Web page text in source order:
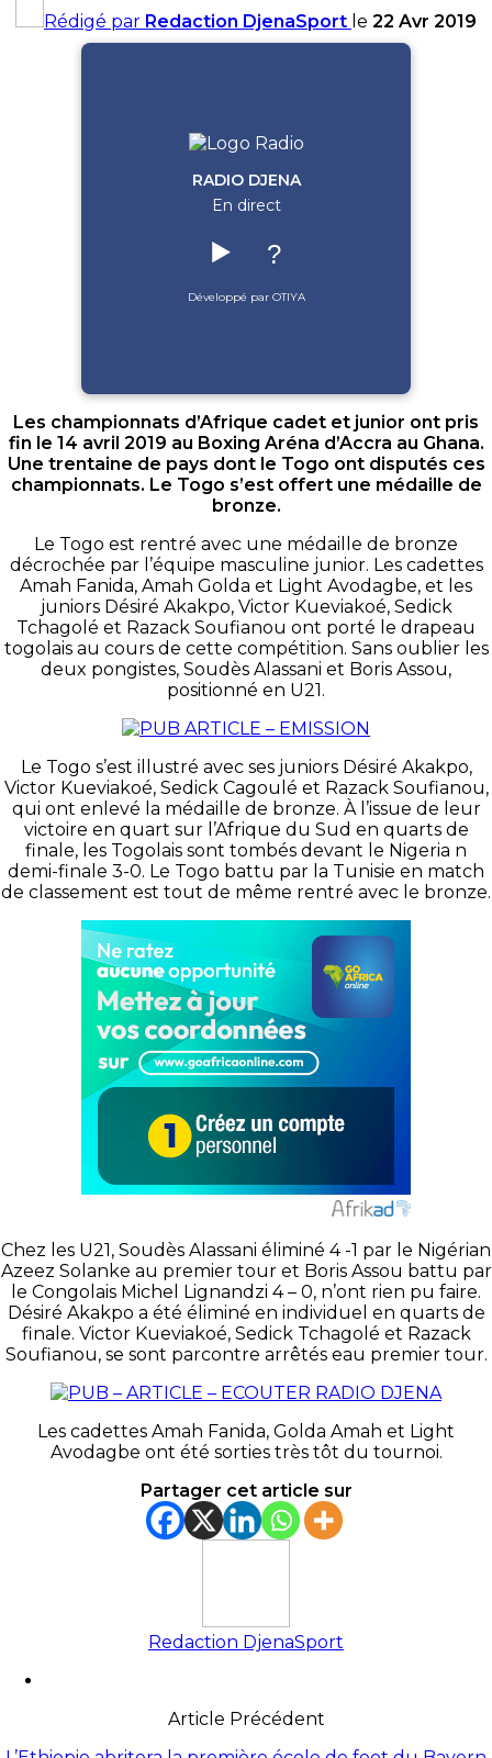
Rédigé par Redaction DjenaSport le 22 Avr 2019
RADIO DJENA
En direct
▶️ ?
Développé par OTIYA
Les championnats d’Afrique cadet et junior ont pris
fin le 14 avril 2019 au Boxing Aréna d’Accra au Ghana.
Une trentaine de pays dont le Togo ont disputés ces
championnats. Le Togo s’est offert une médaille de
bronze.
Le Togo est rentré avec une médaille de bronze
décrochée par l’équipe masculine junior. Les cadettes
Amah Fanida, Amah Golda et Light Avodagbe, et les
juniors Désiré Akakpo, Victor Kueviakoé, Sedick
Tchagolé et Razack Soufianou ont porté le drapeau
togolais au cours de cette compétition. Sans oublier les
deux pongistes, Soudès Alassani et Boris Assou,
positionné en U21.
Le Togo s’est illustré avec ses juniors Désiré Akakpo,
Victor Kueviakoé, SedickCagoulé et Razack Soufianou,
qui ont enlevé la médaille de bronze. À l’issue de leur
victoire en quart sur l’Afrique du Sud en quarts de
finale, les Togolais sont tombés devant le Nigeria n
demi-finale 3-0. Le Togo battu par la Tunisie en match
de classement est tout de même rentré avec le bronze.
Chez les U21, Soudès Alassani éliminé 4 -1 par le Nigérian
Azeez Solanke au premier tour et Boris Assou battu par
le Congolais Michel Lignandzi 4 – 0, n’ont rien pu faire.
Désiré Akakpo a été éliminé en individuel en quarts de
finale. Victor Kueviakoé, Sedick Tchagolé et Razack
Soufianou, se sont parcontre arrêtés eau premier tour.
Les cadettes Amah Fanida, Golda Amah et Light
Avodagbe ont été sorties très tôt du tournoi.
Partager cet article sur
Redaction DjenaSport
Article Précédent